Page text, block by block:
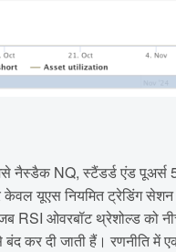
NQ, स्टैंडर्ड एंड पूअर्स
यूएस नियमित ट्रेडिंग
RSI ओवरबॉट थ्रेशोल्ड को
कर दी जाती हैं। रणनीति में